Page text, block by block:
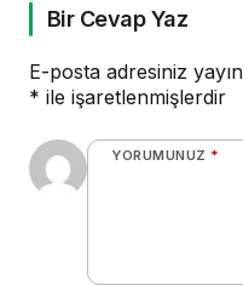
Bir Cevap Yaz
E-posta adresiniz
* ile işaretlenmişlerdir
YORUMUNUZ *